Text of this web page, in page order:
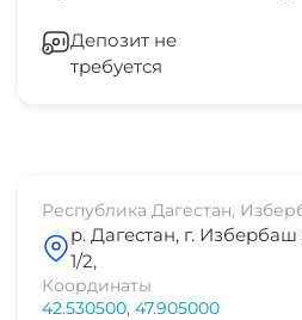
Депозит не
требуется
Республика Дагестан,
р. Дагестан, г.
1/2,
Координаты
42.530500, 47.905000